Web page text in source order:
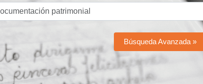
Búsqueda Avanzada »